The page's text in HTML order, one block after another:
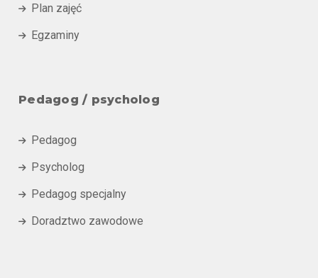
 Plan zajęć
 Egzaminy
Pedagog / psycholog
 Pedagog
 Psycholog
 Pedagog specjalny
 Doradztwo zawodowe